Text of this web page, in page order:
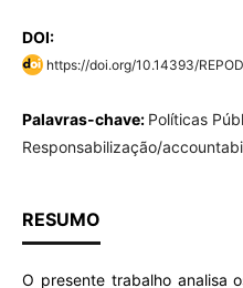
DOI:
https://doi.org/10.14393/
Palavras-chave: Políticas
Responsabilização/
RESUMO
O presente trabalho analisa